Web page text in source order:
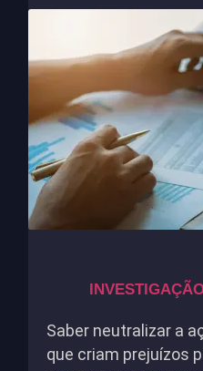
Saber neutralizar a
que criam prejuízos